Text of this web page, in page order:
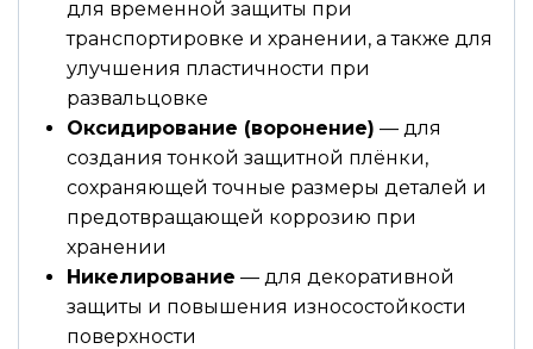
для временной защиты при
транспортировке и хранении, а также для
улучшения пластичности при
развальцовке
Оксидирование (воронение) — для
создания тонкой защитной плёнки,
сохраняющей точные размеры деталей и
предотвращающей коррозию при
хранении
Никелирование — для декоративной
защиты и повышения износостойкости
поверхности